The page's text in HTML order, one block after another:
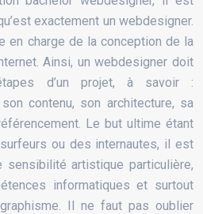
exactement un webdesigner.
en charge de la conception de la
Ainsi, un webdesigner doit
d’un projet, à savoir :
son contenu, son architecture, sa
Le but ultime étant
ou des internautes, il est
sensibilité artistique particulière,
informatiques et surtout
Il ne faut pas oublier